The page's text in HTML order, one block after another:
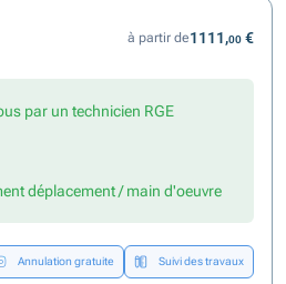
à partir de1111,00 €
par un technicien RGE
déplacement / main d'oeuvre
Annulation gratuite Suivi des travaux